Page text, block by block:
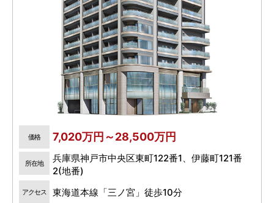
価格 7,020万円～28,500万円
所在地
兵庫県神戸市中央区東町122番1、伊藤町121番
2(地番)
アクセス 東海道本線「三ノ宮」徒歩10分